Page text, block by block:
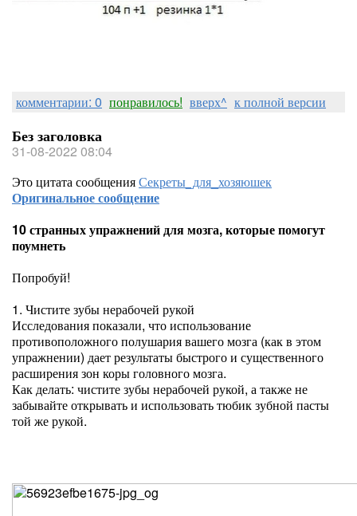
комментарии: 0 понравилось! вверх^ к полной версии
Без заголовка
31-08-2022 08:04
Это цитата сообщенияСекреты_для_хозяюшек
Оригинальное сообщение
10 странных упражнений для мозга, которые помогут
поумнеть
Попробуй!
1. Чистите зубы нерабочей рукой
Исследования показали, что использование
противоположного полушария вашего мозга (как в этом
упражнении) дает результаты быстрого и существенного
расширения зон коры головного мозга.
Как делать: чистите зубы нерабочей рукой, а также не
забывайте открывать и использовать тюбик зубной пасты
той же рукой.